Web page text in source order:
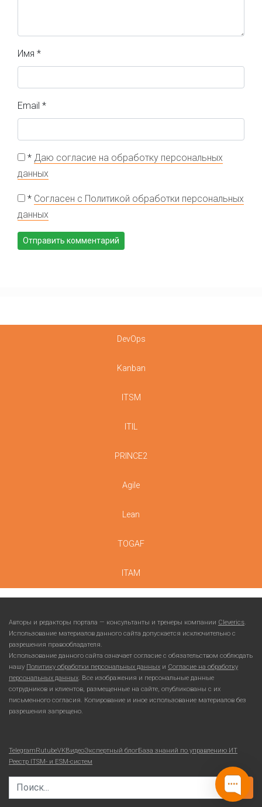
Имя *
Email *
* Даю согласие на обработку персональных
данных
* Согласен с Политикой обработки персональных
данных
DevOps
Kanban
ITSM
ITIL
PRINCE2
Agile
Lean
TOGAF
ITAM
Авторы и редакторы портала — консультанты и тренеры компании Cleverics.
Использование материалов данного сайта допускается исключительно с
разрешения правообладателя.
Использование данного сайта означает согласие с обязательством соблюдать
нашу Политику обработки персональных данных и Согласие на обработку
персональных данных. Все изображения и персональные данные
сотрудников и клиентов, размещенные на сайте, опубликованы с их
письменного согласия. Копирование и иное использование материалов без
разрешения запрещено.
TelegramRutubeVKВидеоЭкспертный блогБаза знаний по управлению ИТ
Реестр ITSM- и ESM-систем
Search for